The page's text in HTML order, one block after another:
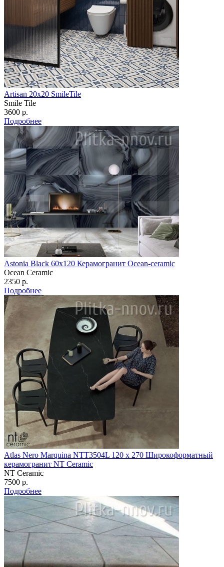
Artisan 20х20 SmileTile
Smile Tile
3600 р.
Подробнее
Astonia Black 60х120 Керамогранит Ocean-ceramic
Ocean Ceramic
2350 р.
Подробнее
Atlas Nero Marquina NTT3504L 120 х 270 Широкоформатный
керамогранит NT Ceramic
NT Ceramic
7500 р.
Подробнее